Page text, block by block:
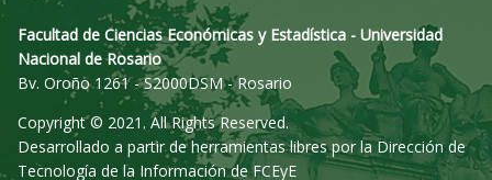
Facultad de Ciencias Económicas y Estadística - Universidad
Nacional de Rosario
Bv. Oroño 1261 - S2000DSM - Rosario
Copyright © 2021. All Rights Reserved.
Desarrollado a partir de herramientas libres por la Dirección de
Tecnología de la Información de FCEyE